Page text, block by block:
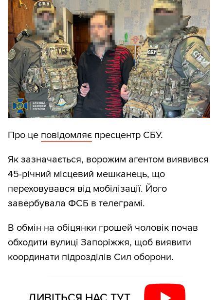
Про це повідомляє пресцентр СБУ.
Як зазначається, ворожим агентом виявився
45-річний місцевий мешканець, що
переховувався від мобілізації. Його
завербувала ФСБ в телеграмі.
В обмін на обіцянки грошей чоловік почав
обходити вулиці Запоріжжя, щоб виявити
координати підрозділів Сил оборони.